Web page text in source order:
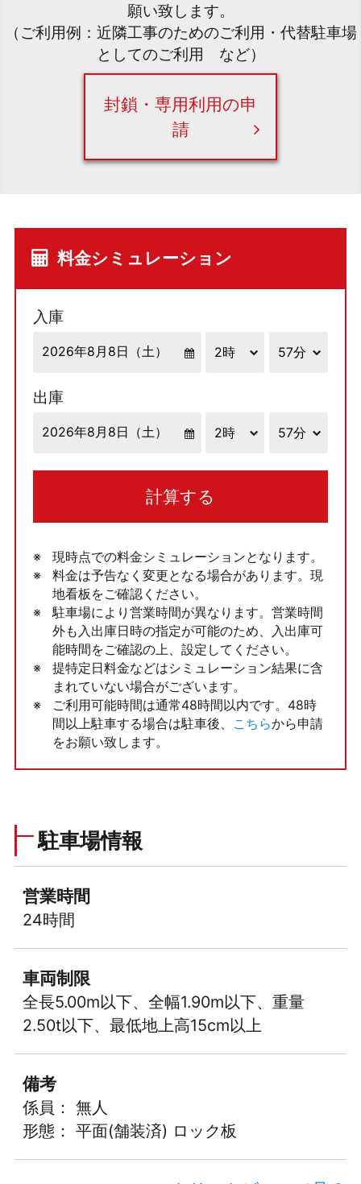
願い致します。
（ご利用例：近隣工事のためのご利用・代替駐車場
としてのご利用 など）
封鎖・専用利用の申
請
料金シミュレーション
入庫
出庫
計算する
現時点での料金シミュレーションとなります。
料金は予告なく変更となる場合があります。現
地看板をご確認ください。
駐車場により営業時間が異なります。営業時間
外も入出庫日時の指定が可能のため、入出庫可
能時間をご確認の上、設定してください。
提特定日料金などはシミュレーション結果に含
まれていない場合がございます。
ご利用可能時間は通常48時間以内です。48時
間以上駐車する場合は駐車後、
こちらから申請
をお願い致します。
駐車場情報
営業時間
24時間
車両制限
全長5.00m以下、全幅1.90m以下、重量
2.50t以下、最低地上高15cm以上
備考
係員： 無人
形態： 平面(舗装済) ロック板